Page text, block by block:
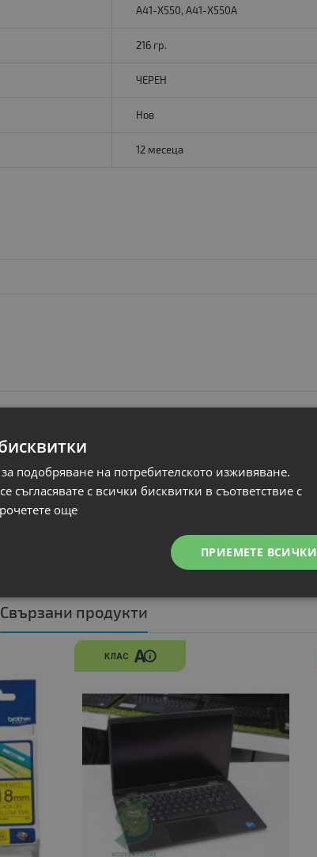
A41-X550, A41-X550A
216 гр.
ЧЕРЕН
Нов
12 месеца
Свързани продукти
КЛАС A
подобряване на потребителското изживяване.
съгласявате с всички бисквитки в съответствие с
още
ПРИЕМЕТЕ ВСИЧКИ